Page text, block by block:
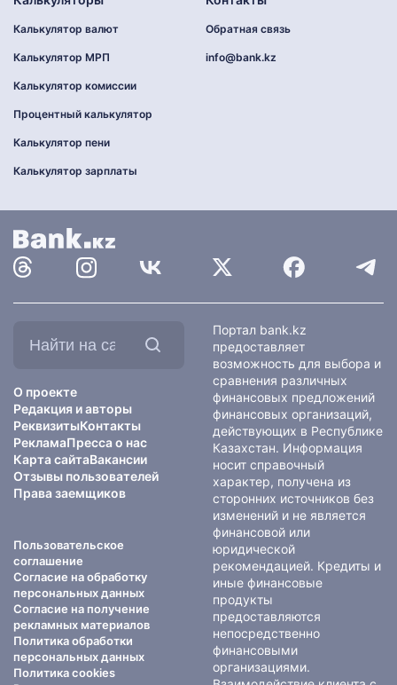
Калькулятор валют
Калькулятор МРП
Калькулятор комиссии
Процентный калькулятор
Калькулятор пени
Калькулятор зарплаты
Обратная связь
info@bank.kz
О проекте
Редакция и авторы
РеквизитыКонтакты
РекламаПресса о нас
Карта сайтаВакансии
Отзывы пользователей
Права заемщиков
Пользовательское
соглашение
Согласие на обработку
персональных данных
Согласие на получение
рекламных материалов
Политика обработки
персональных данных
Политика cookies
Портал bank.kz
предоставляет
возможность для выбора и
сравнения различных
финансовых предложений
финансовых организаций,
действующих в Республике
Казахстан. Информация
носит справочный
характер, получена из
сторонних источников без
изменений и не является
финансовой или
юридической
рекомендацией. Кредиты и
иные финансовые
продукты
предоставляются
непосредственно
финансовыми
организациями.